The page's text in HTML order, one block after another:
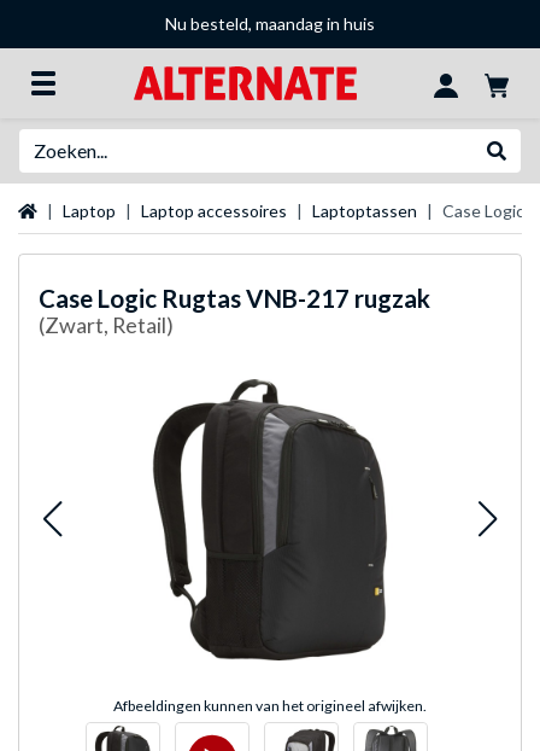
Nu besteld, maandag in huis
Startpagina
Laptop Laptop accessoires Laptoptassen Case Logic
Case Logic Rugtas VNB-217 rugzak
(Zwart, Retail)
Afbeeldingen kunnen van het origineel afwijken.